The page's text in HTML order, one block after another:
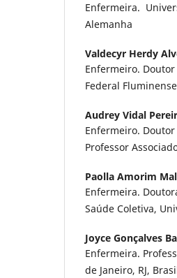
Enfermeira.
Alemanha
Valdecyr Herdy
Enfermeiro.
Federal
Audrey Vidal
Enfermeiro.
Professor
Paolla Amorim
Enfermeira.
Saúde Coletiva,
Joyce Gonçalves
Enfermeira.
de Janeiro, RJ,